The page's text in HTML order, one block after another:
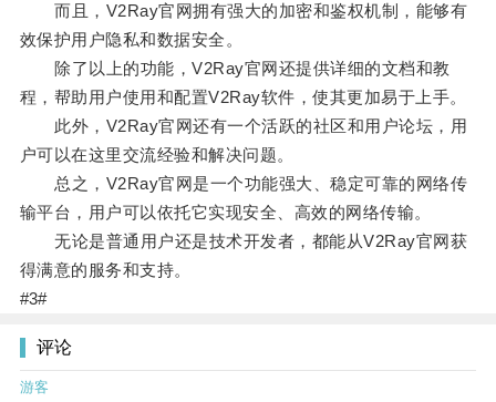
而且，V2Ray官网拥有强大的加密和鉴权机制，能够有
效保护用户隐私和数据安全。
除了以上的功能，V2Ray官网还提供详细的文档和教
程，帮助用户使用和配置V2Ray软件，使其更加易于上手。
此外，V2Ray官网还有一个活跃的社区和用户论坛，用
户可以在这里交流经验和解决问题。
总之，V2Ray官网是一个功能强大、稳定可靠的网络传
输平台，用户可以依托它实现安全、高效的网络传输。
无论是普通用户还是技术开发者，都能从V2Ray官网获
得满意的服务和支持。
#3#
评论
游客